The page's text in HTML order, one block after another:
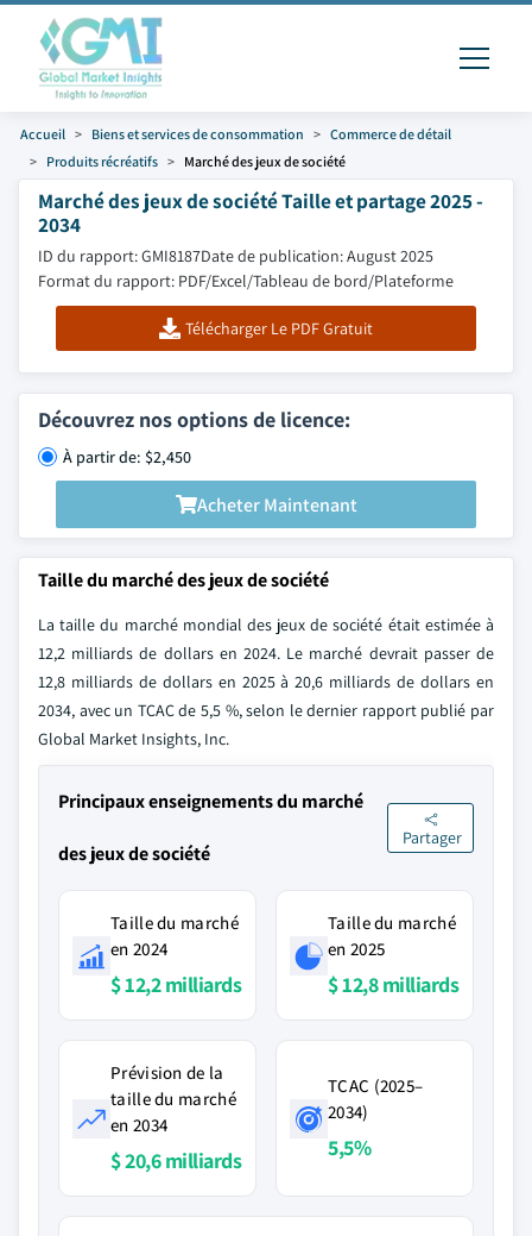
Accueil Biens et services de consommation
Commerce de détail
Produits récréatifs
Marché des jeux de société
Marché des jeux de société Taille et partage 2025 -
2034
ID du rapport: GMI8187Date de publication: August 2025
Format du rapport: PDF/Excel/Tableau de bord/Plateforme
Télécharger Le PDF Gratuit
Découvrez nos options de licence:
À partir de: $2,450
Acheter Maintenant
Taille du marché des jeux de société
La taille du marché mondial des jeux de société était estimée à
12,2 milliards de dollars en 2024. Le marché devrait passer de
12,8 milliards de dollars en 2025 à 20,6 milliards de dollars en
2034, avec un TCAC de 5,5 %, selon le dernier rapport publié par
Global Market Insights, Inc.
Principaux enseignements du marché
des jeux de société
Partager
Taille du marché
en 2024
$ 12,2 milliards
Taille du marché
en 2025
$ 12,8 milliards
Prévision de la
taille du marché
en 2034
$ 20,6 milliards
TCAC (2025–
2034)
5,5%